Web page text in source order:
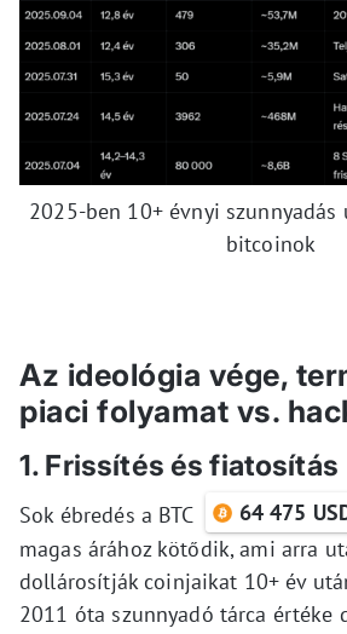
2025-ben 10+ évnyi
bitcoinok
Az ideológia vége,
piaci folyamat vs.
1. Frissítés és fiatosítás
Sok ébredés a BTC 64 475
magas árához kötődik, ami arra
dollárosítják coinjaikat 10+ év
2011 óta szunnyadó tárca értéke